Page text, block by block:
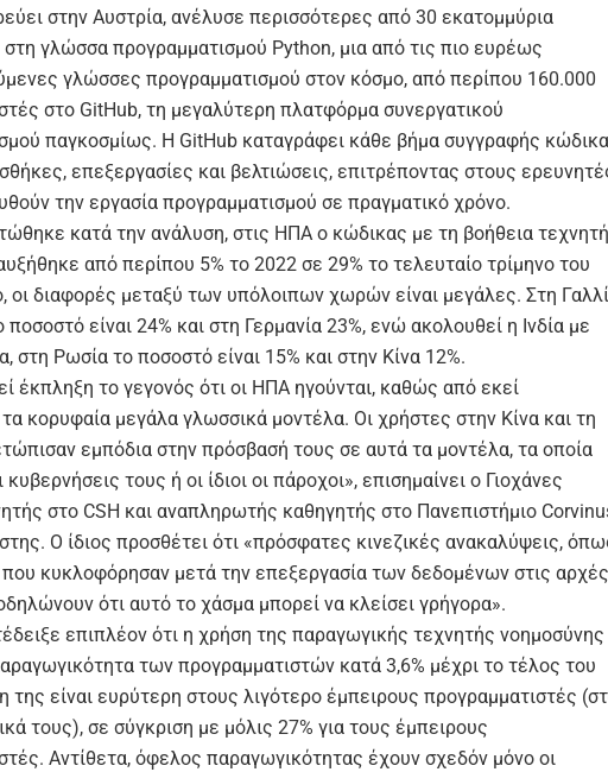
στην Αυστρία, ανέλυσε περισσότερες από 30 εκατομμύρια
γλώσσα προγραμματισμού Python, μια από τις πιο ευρέως
γλώσσες προγραμματισμού στον κόσμο, από περίπου 160.000
στο GitHub, τη μεγαλύτερη πλατφόρμα συνεργατικού
παγκοσμίως. Η GitHub καταγράφει κάθε βήμα συγγραφής
επεξεργασίες και βελτιώσεις, επιτρέποντας στους
την εργασία προγραμματισμού σε πραγματικό χρόνο.
κατά την ανάλυση, στις ΗΠΑ ο κώδικας με τη βοήθεια
από περίπου 5% το 2022 σε 29% το τελευταίο τρίμηνο του
οι διαφορές μεταξύ των υπόλοιπων χωρών είναι μεγάλες. Στη
ποσοστό είναι 24% και στη Γερμανία 23%, ενώ ακολουθεί η Ινδία με
στη Ρωσία το ποσοστό είναι 15% και στην Κίνα 12%.
έκπληξη το γεγονός ότι οι ΗΠΑ ηγούνται, καθώς από εκεί
κορυφαία μεγάλα γλωσσικά μοντέλα. Οι χρήστες στην Κίνα και τη
εμπόδια στην πρόσβασή τους σε αυτά τα μοντέλα, τα οποία
τους ή οι ίδιοι οι πάροχοι», επισημαίνει ο Γιοχάνες
στο CSH και αναπληρωτής καθηγητής στο Πανεπιστήμιο
Ο ίδιος προσθέτει ότι «πρόσφατες κινεζικές ανακαλύψεις,
που κυκλοφόρησαν μετά την επεξεργασία των δεδομένων στις αρχές
ότι αυτό το χάσμα μπορεί να κλείσει γρήγορα».
επιπλέον ότι η χρήση της παραγωγικής τεχνητής νοημοσύνης
των προγραμματιστών κατά 3,6% μέχρι το τέλος του
της είναι ευρύτερη στους λιγότερο έμπειρους προγραμματιστές
τους), σε σύγκριση με μόλις 27% για τους έμπειρους
Αντίθετα, όφελος παραγωγικότητας έχουν σχεδόν μόνο οι